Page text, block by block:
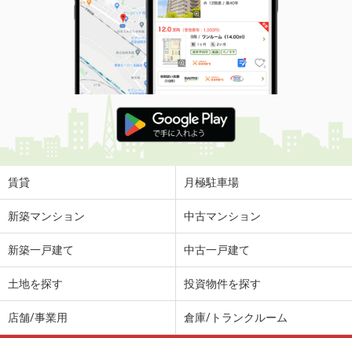
価 格
5.20万円
住 所
鳥取県境港市米川町
専有面積 58.4m²
間取り
2DK
鳥取県倉吉市山根
価 格
4.40万円
住 所
鳥取県倉吉市山根
専有面積
鳥取県西伯郡日吉津村大字富吉
4.80万円
鳥取県米子市新開 ７丁目
賃貸 月極駐車場
新築マンション 中古マンション
新築一戸建て 中古一戸建て
土地を探す 投資物件を探す
店舗/事業用 倉庫/トランクルーム